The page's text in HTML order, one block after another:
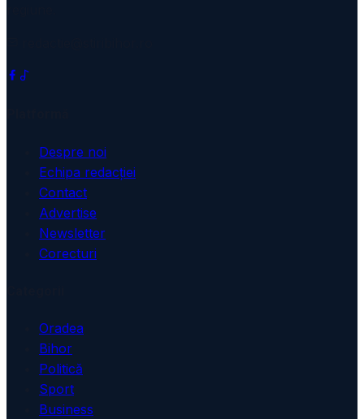
Despre noi
Echipa redacției
Contact
Advertise
Newsletter
Corecturi
Oradea
Bihor
Politică
Sport
Business